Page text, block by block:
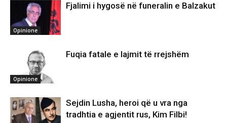
Opinione
Fjalimi i hygosë në funeralin e Balzakut
Opinione
Fuqia fatale e lajmit të rrejshëm
Sejdin Lusha, heroi që u vra nga
tradhtia e agjentit rus, Kim Filbi!